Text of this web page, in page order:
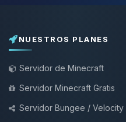
NUESTROS PLANES
Servidor de Minecraft
Servidor Minecraft Gratis
Servidor Bungee / Velocity